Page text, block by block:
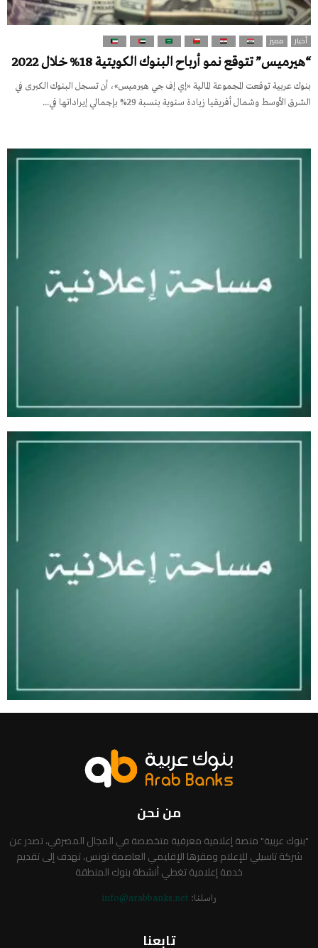
أخبار مميز
“هيرميس” تتوقع نمو أرباح البنوك الكويتية 18% خلال 2022
بنوك عربية توقعت المجموعة المالية «إي إف جي هيرميس»، أن تسجل البنوك الكبرى في
الشرق الأوسط وشمال أفريقيا زيادة سنوية بنسبة 29% بإجمالي إيراداتها في...
من نحن
"بنوك عربية" منصة إعلامية معرفية متخصصة في المجال المصرفي، تصدر عن
شركة تاسيلي للإعلام ومقرها الإقليمي العاصمة تونس، تهدف إلى تقديم
خدمة إعلامية تغطي أنشطة بنوك المنطقة
راسلنا: info@arabbanks.net
تابعنا